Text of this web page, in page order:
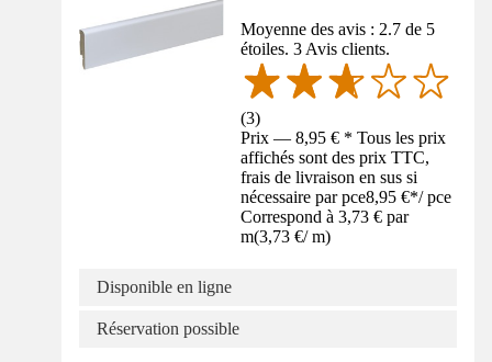
Moyenne des avis : 2.7 de 5
étoiles. 3 Avis clients.
(3)
Prix — 8,95 € * Tous les prix
affichés sont des prix TTC,
frais de livraison en sus si
nécessaire par pce8,95 €*/ pce
Correspond à 3,73 € par
m(3,73 €/ m)
Disponible en ligne
Réservation possible